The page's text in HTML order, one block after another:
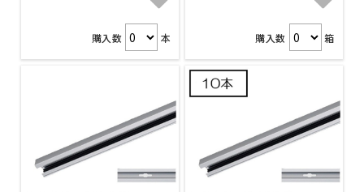
購入数 本 購入数 箱